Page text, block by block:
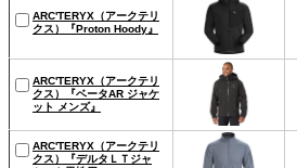
ARC'TERYX（アークテリ
クス）『Proton Hoody』
ARC'TERYX（アークテリ
クス）『ベータAR ジャケ
ット メンズ』
ARC'TERYX（アークテリ
クス）『デルタＬＴジャ